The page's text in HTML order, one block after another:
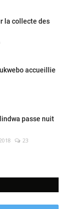
la collecte des
accueillie
passe nuit
23